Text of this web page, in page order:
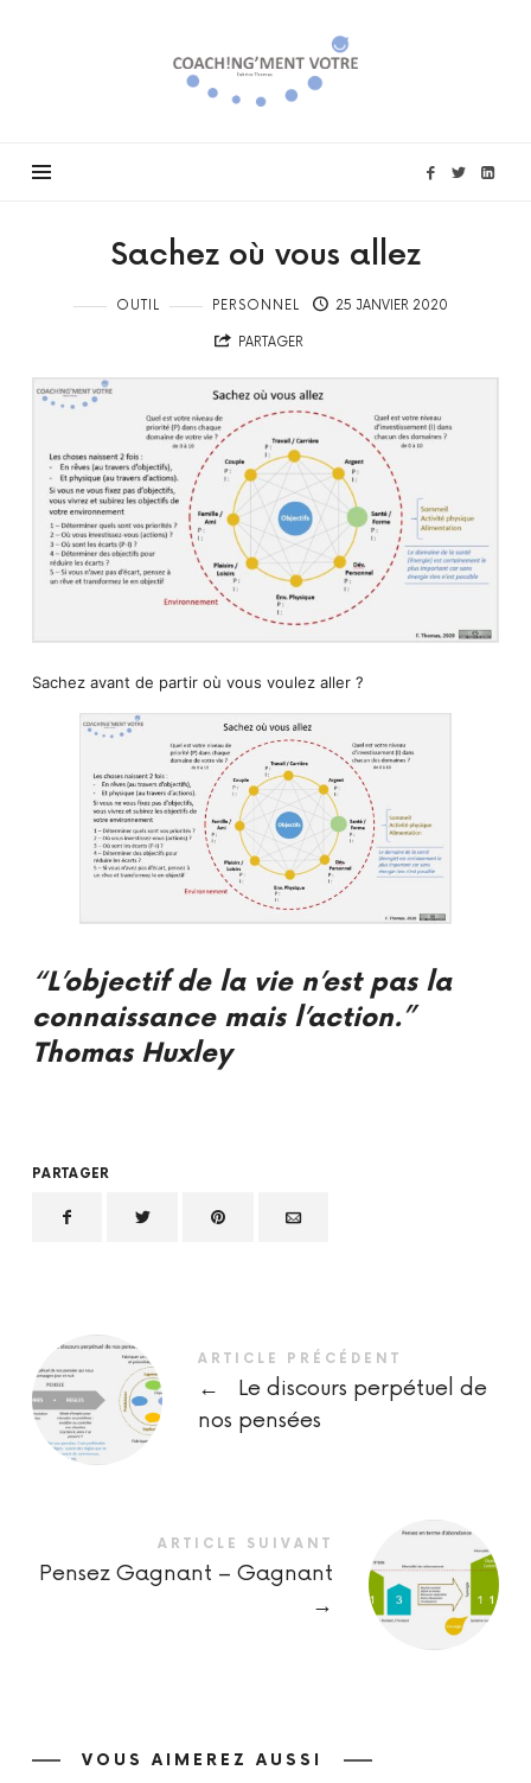
Coach!ng'ment
vôtre
Sachez où vous allez
OUTIL PERSONNEL 25 JANVIER 2020
PARTAGER
Sachez avant de partir où vous voulez aller ?
“L’objectif de la vie n’est pas la
connaissance mais l’action.”
Thomas Huxley
PARTAGER
ARTICLE PRÉCÉDENT
←
Le discours perpétuel de
nos pensées
ARTICLE SUIVANT
Pensez Gagnant – Gagnant
→
VOUS AIMEREZ AUSSI